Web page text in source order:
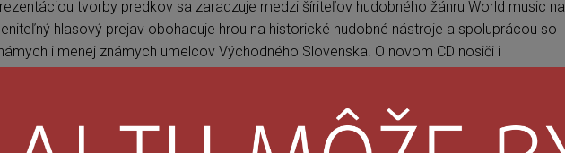
tvorby predkov sa zaradzuje medzi šíriteľov hudobného žánru World music na
hlasový prejav obohacuje hrou na historické hudobné nástroje a spoluprácou so
i menej známych umelcov Východného Slovenska. O novom CD nosiči i
sa podelil v exkluzívnom rozhovore pre platformu Som Vychodňar.